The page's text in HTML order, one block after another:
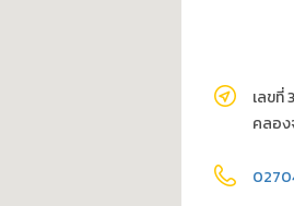
เลขที่
คลอง